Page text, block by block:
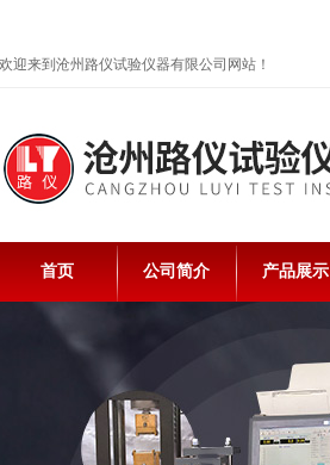
欢迎来到沧州路仪试验仪器有限公司网站！
首页 公司简介 产品展示